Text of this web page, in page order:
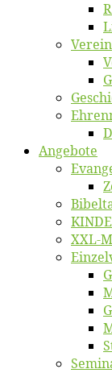
Ver­ein
An­ge­bo­te
XXL-